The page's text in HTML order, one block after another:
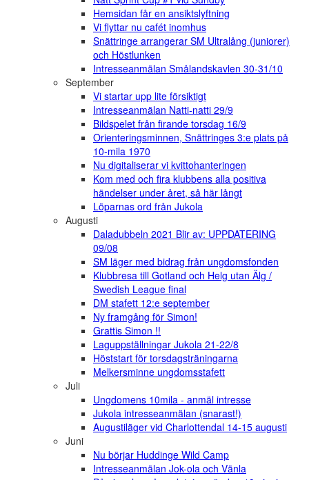
Hemsidan får en ansiktslyftning
Vi flyttar nu cafét inomhus
Snättringe arrangerar SM Ultralång (juniorer)
och Höstlunken
Intresseanmälan Smålandskavlen 30-31/10
September
Vi startar upp lite försiktigt
Intresseanmälan Natti-natti 29/9
Bildspelet från firande torsdag 16/9
Orienteringsminnen, Snättringes 3:e plats på
10-mila 1970
Nu digitaliserar vi kvittohanteringen
Kom med och fira klubbens alla positiva
händelser under året, så här långt
Löparnas ord från Jukola
Augusti
Daladubbeln 2021 Blir av: UPPDATERING
09/08
SM läger med bidrag från ungdomsfonden
Klubbresa till Gotland och Helg utan Älg /
Swedish League final
DM stafett 12:e september
Ny framgång för Simon!
Grattis Simon !!
Laguppställningar Jukola 21-22/8
Höststart för torsdagsträningarna
Melkersminne ungdomsstafett
Juli
Ungdomens 10mila - anmäl intresse
Jukola intresseanmälan (snarast!)
Augustiläger vid Charlottendal 14-15 augusti
Juni
Nu börjar Huddinge Wild Camp
Intresseanmälan Jok-ola och Vänla